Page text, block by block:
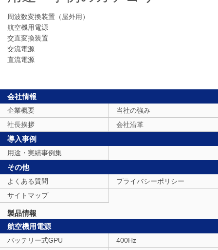
周波数変換装置（屋外用）
航空機用電源
交直変換装置
交流電源
直流電源
会社情報
企業概要
当社の強み
社長挨拶
会社沿革
導入事例
用途・実績事例集
その他
よくある質問
プライバシーポリシー
サイトマップ
製品情報
航空機用電源
バッテリー式GPU
400Hz